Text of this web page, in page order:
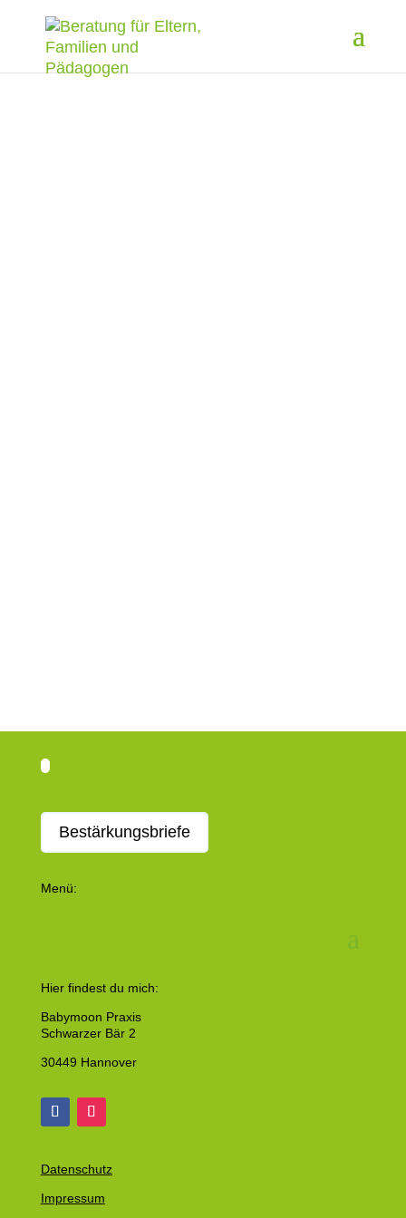
Bestärkungsbriefe
Menü:
Hier findest du mich:
Babymoon Praxis
Schwarzer Bär 2
30449 Hannover
Datenschutz
Impressum